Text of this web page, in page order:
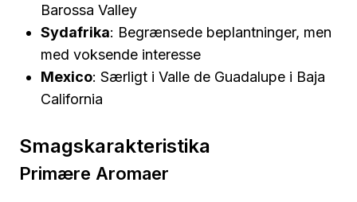
Barossa Valley
Sydafrika: Begrænsede beplantninger, men
med voksende interesse
Mexico: Særligt i Valle de Guadalupe i Baja
California
Smagskarakteristika
Primære Aromaer